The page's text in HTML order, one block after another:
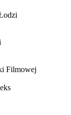
Filmowej